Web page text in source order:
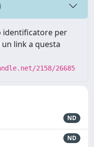
identificatore per
link a questa
2158/26685
ND
ND